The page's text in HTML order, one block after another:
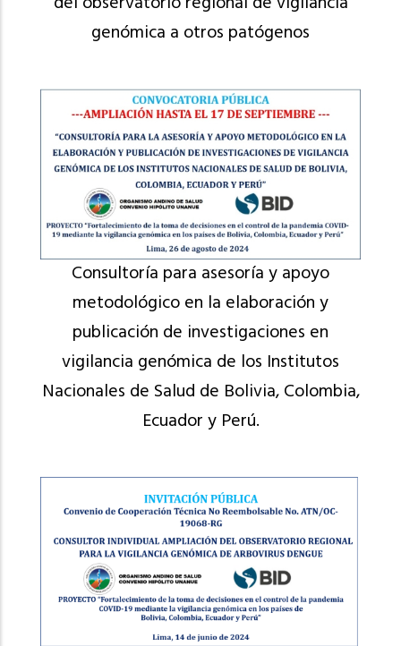
genómica a otros patógenos
Consultoría para asesoría y apoyo
metodológico en la elaboración y
publicación de investigaciones en
vigilancia genómica de los Institutos
Nacionales de Salud de Bolivia, Colombia,
Ecuador y Perú.